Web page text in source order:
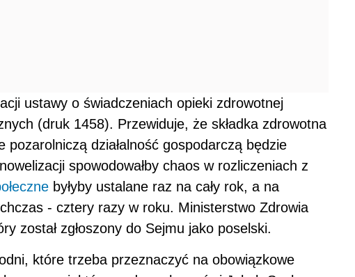
ustawy o świadczeniach opieki zdrowotnej
(druk 1458). Przewiduje, że składka zdrowotna
pozarolniczą działalność gospodarczą będzie
spowodowałby chaos w rozliczeniach z
byłyby ustalane raz na cały rok, a na
- cztery razy w roku. Ministerstwo Zdrowia
został zgłoszony do Sejmu jako poselski.
które trzeba przeznaczyć na obowiązkowe